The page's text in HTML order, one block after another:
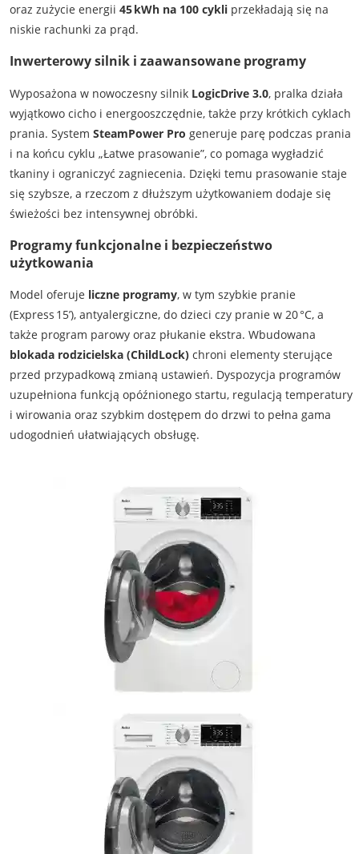
oraz zużycie energii 45 kWh na 100 cykliprzekładają się na
niskie rachunki za prąd.
Inwerterowy silnik i zaawansowane programy
Wyposażona w nowoczesny silnik LogicDrive 3.0, pralka działa
wyjątkowo cicho i energooszczędnie, także przy krótkich cyklach
prania. System SteamPower Pro generuje parę podczas prania
i na końcu cyklu „Łatwe prasowanie”, co pomaga wygładzić
tkaniny i ograniczyć zagniecenia. Dzięki temu prasowanie staje
się szybsze, a rzeczom z dłuższym użytkowaniem dodaje się
świeżości bez intensywnej obróbki.
Programy funkcjonalne i bezpieczeństwo
użytkowania
Model oferuje liczne programy, w tym szybkie pranie
(Express 15’), antyalergiczne, do dzieci czy pranie w 20 °C, a
także program parowy oraz płukanie ekstra. Wbudowana
blokada rodzicielska (ChildLock)chroni elementy sterujące
przed przypadkową zmianą ustawień. Dyspozycja programów
uzupełniona funkcją opóźnionego startu, regulacją temperatury
i wirowania oraz szybkim dostępem do drzwi to pełna gama
udogodnień ułatwiających obsługę.